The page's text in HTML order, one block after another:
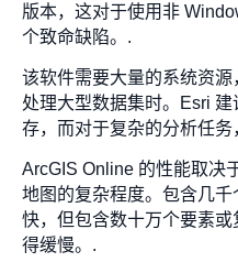
版本，这对于使用非
个致命缺陷。.
该软件需要大量的系统资
处理大型数据集时。Esri
存，而对于复杂的分析任
ArcGIS Online 的性能取决
地图的复杂程度。包含几
快，但包含数十万个要素
得缓慢。.